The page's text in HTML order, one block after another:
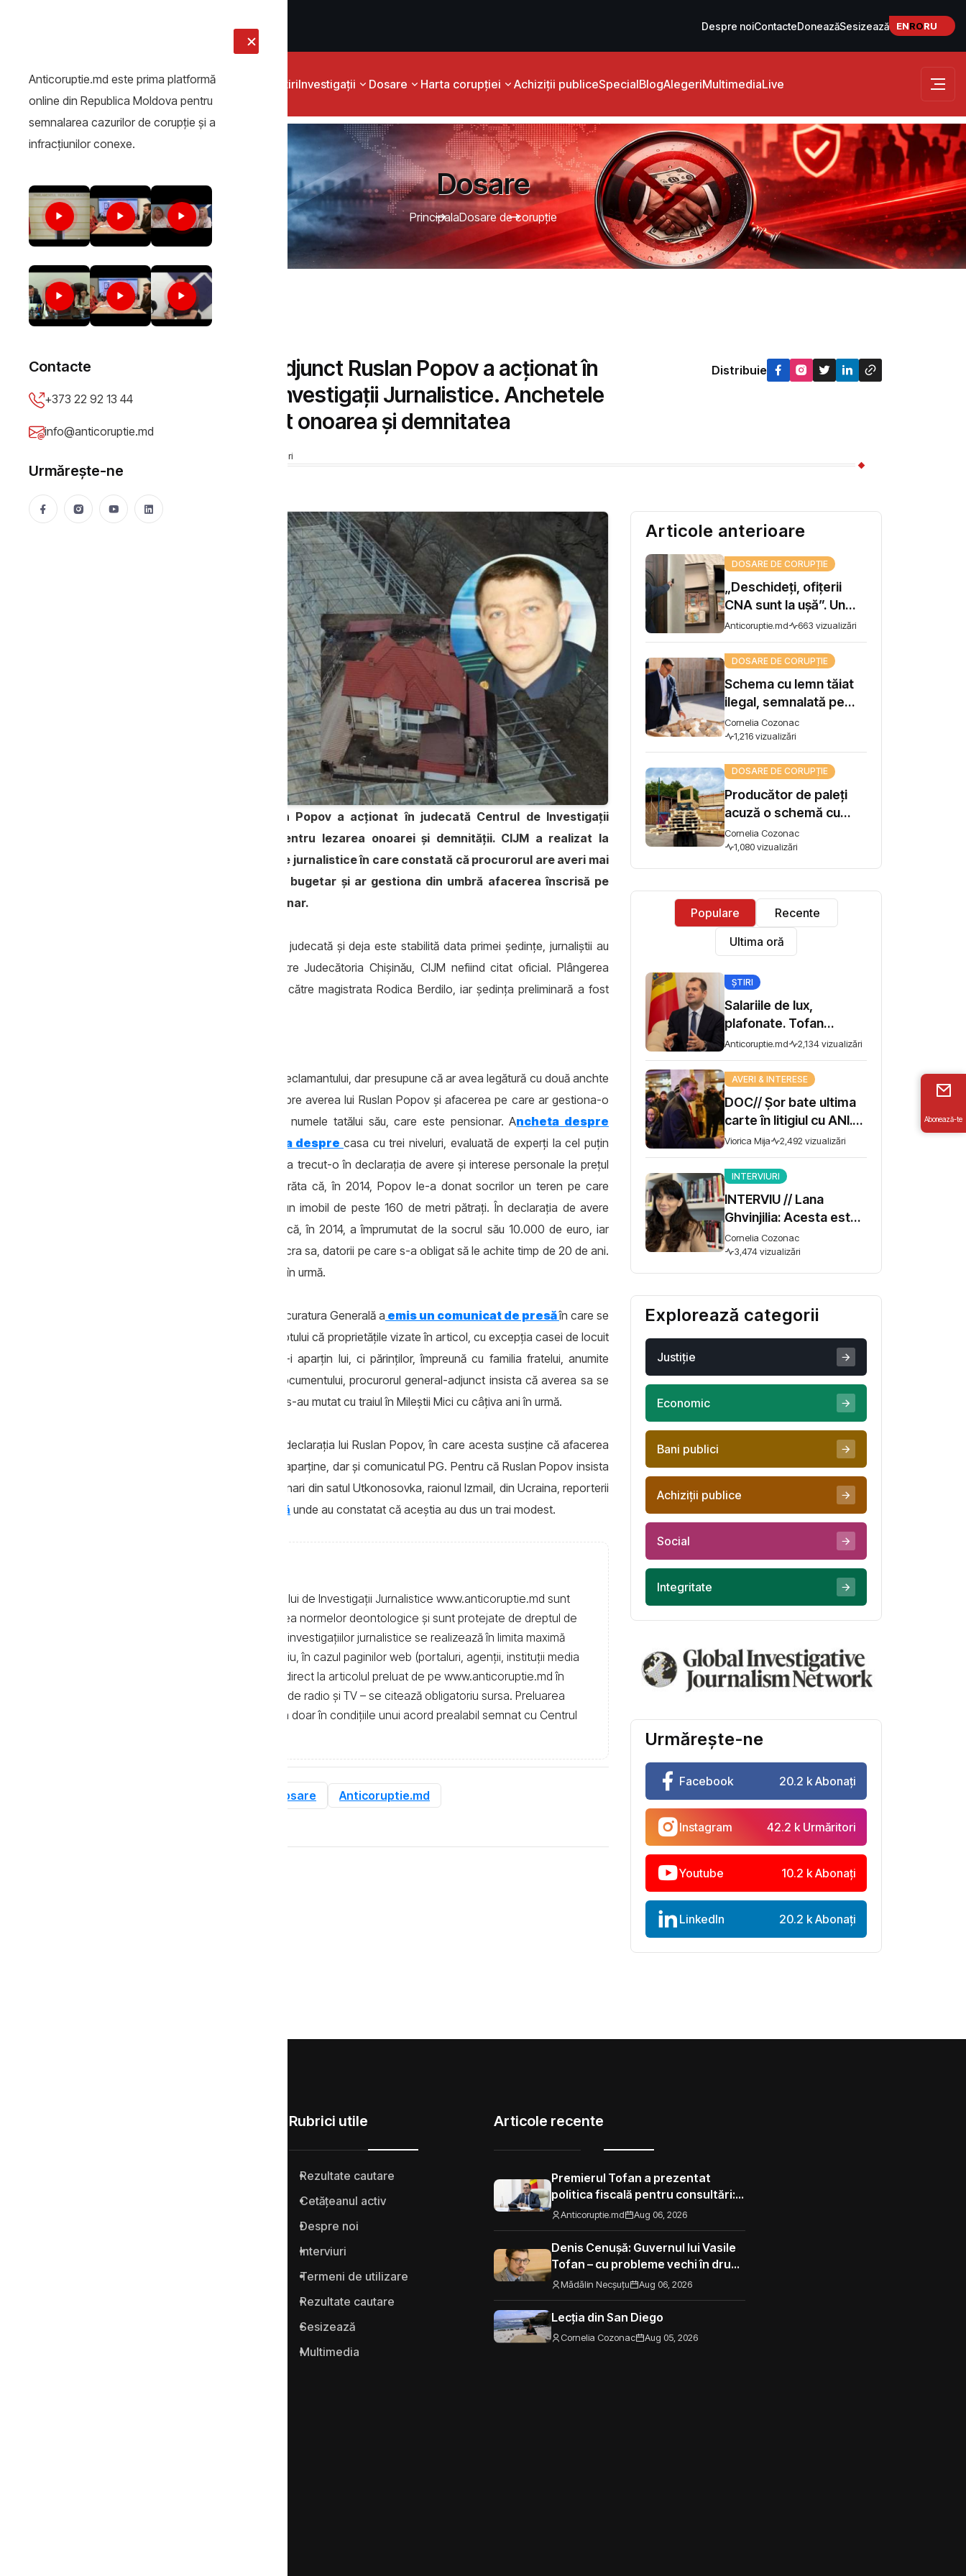
Despre noiContacteDoneazăSesizează ENRORU
ȘtiriInvestigații Dosare Harta corupției Achiziții publiceSpecialBlogAlegeriMultimediaLive
Anticoruptie.md este prima platformă
online din Republica Moldova pentru
semnalarea cazurilor de corupţie şi a
infracţiunilor conexe.
Contacte
+373 22 92 13 44
info@anticoruptie.md
Urmărește-ne
Dosare
PrincipalaDosare de corupție
Procurorul general-adjunct Ruslan Popov a acționat în
judecată Centrul de Investigații Jurnalistice. Anchetele
jurnalistice i-ar fi lezat onoarea și demnitatea
11638 vizualizări
Distribuie
Procurorul general-adjunct Ruslan Popov a acționat în judecată Centrul de Investigații
Jurnalistice din Moldova (CIJM) pentru lezarea onoarei și demnității. CIJM a realizat la
începutul anului curent două achete jurnalistice în care constată că procurorul are averi mai
mari decât i-ar permite salariul de bugetar și ar gestiona din umbră afacerea înscrisă pe
numele tatălui său, care este pensionar.
Despre faptul că CIJM este acționat în judecată și deja este stabilită data primei ședințe, jurnaliștii au
aflat din agenda făcută publică de către Judecătoria Chișinău, CIJM nefiind citat oficial. Plângerea
procurorului Popov va fi examinată de către magistrata Rodica Berdilo, iar ședința preliminară a fost
CIJM nu cunoaște care sunt pretențiile reclamantului, dar presupune că ar avea legătură cu două anchte
publicate la începutul anului curent, despre averea lui Ruslan Popov și afacerea pe care ar gestiona-o
procurorul, dar care este înscrisăp pe numele tatălui său, care este pensionar. Ancheta despre
averea lui Ruslan Popov menționa despre casa cu trei niveluri, evaluată de experți la cel puțin
două milioane de lei, pe care omul legii a trecut-o în declarația de avere și interese personale la prețul
de 111.000 de lei. În anchetă se mai arăta că, în 2014, Popov le-a donat socrilor un teren pe care
aceștia și-ar fi construit în scurt timp un imobil de peste 160 de metri pătrați. În declarația de avere
pentru 2018, Ruslan Popov a declarat că, în 2014, a împrumutat de la socrul său 10.000 de euro, iar
peste doi ani, 50.000 de euro de la soacra sa, datorii pe care s-a obligat să le achite timp de 20 de ani.
Doar că Ion Oprea a decedat câțiva ani în urmă.
A doua zi după publicarea anchetei, Procuratura Generală a emis un comunicat de presăîn care se
arăta că Ruslan Popov insistă asupra faptului că proprietățile vizate în articol, cu excepția casei de locuit
și automobilelor Hyundai Santa Fe, nu-i aparțin lui, ci părinților, împreună cu familia fratelui, anumite
contribuții având și socrii săi. Potrivit documentului, procurorul general-adjunct insista că averea sa se
datorează socrilor săi din Ucraina, care s-au mutat cu traiul în Mileștii Mici cu câțiva ani în urmă.
Amintim că în anchetă a fost publicată declarația lui Ruslan Popov, în care acesta susține că afacerea
cu livada și frigiderul în construcție nu-i aparține, dar și comunicatul PG. Pentru că Ruslan Popov insista
că averea sa se datorează socrilor originari din satul Utkonosovka, raionul Izmail, din Ucraina, reporterii
au fost în localitatea respectivă unde au constatat că aceștia au dus un trai modest.
Textele de pe pagina web a Centrului de Investigații Jurnalistice www.anticoruptie.md sunt
realizate de jurnaliști, cu respectarea normelor deontologice și sunt protejate de dreptul de
autor. Preluarea textelor știrilor și a investigațiilor jurnalistice se realizează în limita maximă
de 500 de semne. În mod obligatoriu, în cazul paginilor web (portaluri, agenții, instituţii media
sau bloguri) trebuie indicat şi linkul direct la articolul preluat de pe www.anticoruptie.md în
primul alineat, iar în cazul posturilor de radio și TV – se citează obligatoriu sursa. Preluarea
integrală a textelor se poate realiza doar în condiţiile unui acord prealabil semnat cu Centrul
Dosare
Anticoruptie.md
Articole anterioare
DOSARE DE CORUPȚIE
„Deschideți, ofițerii
CNA sunt la ușă”. Un
șef de direcție la AIPA,
reținut pentru trafic de
influență
Anticoruptie.md 663 vizualizări
DOSARE DE CORUPȚIE
Schema cu lemn tăiat
ilegal, semnalată pe
Harta Corupției, ajunge
la Guvern. Premierul
Vasile Tofan: „Subiectul
se ia în lucru”
Cornelia Cozonac
1,216 vizualizări
DOSARE DE CORUPȚIE
Producător de paleți
acuză o schemă cu
lemn tăiat ilegal și cere
intervenția premierului:
"Concurez cu firme
primă din pădure tăiată
ilegal"
Cornelia Cozonac
1,080 vizualizări
Populare
Recente
Ultima oră
ȘTIRI
Salariile de lux,
plafonate. Tofan
propune moratoriu
pentru prime și
bonusuri
Anticoruptie.md 2,134 vizualizări
AVERI & INTERESE
DOC// Șor bate ultima
carte în litigiul cu ANI.
Miza - 10 milioane de lei
Viorica Mija 2,492 vizualizări
INTERVIURI
INTERVIU // Lana
Ghvinjilia: Acesta este
și războiul nostru. Fără
victoria Ucrainei,
Georgia nu se poate
Cornelia Cozonac
3,474 vizualizări
Explorează categorii
Justiţie
Economic
Bani publici
Achiziţii publice
Social
Integritate
Urmărește-ne
Facebook 20.2 k Abonați
Instagram 42.2 k Urmăritori
Youtube 10.2 k Abonați
LinkedIn 20.2 k Abonați
Abonează-te
Rubrici utile
Rezultate cautare
Cetățeanul activ
Despre noi
Interviuri
Termeni de utilizare
Rezultate cautare
Sesizează
Multimedia
Articole recente
Premierul Tofan a prezentat
politica fiscală pentru consultări:
„Nu mi se pare corect ca avocado
să fie taxat la fel ca un măr din
Moldova”
Anticoruptie.md Aug 06, 2026
Denis Cenușă: Guvernul lui Vasile
Tofan – cu probleme vechi în drum
spre UE
Mădălin Necșuțu Aug 06, 2026
Lecția din San Diego
Cornelia Cozonac Aug 05, 2026